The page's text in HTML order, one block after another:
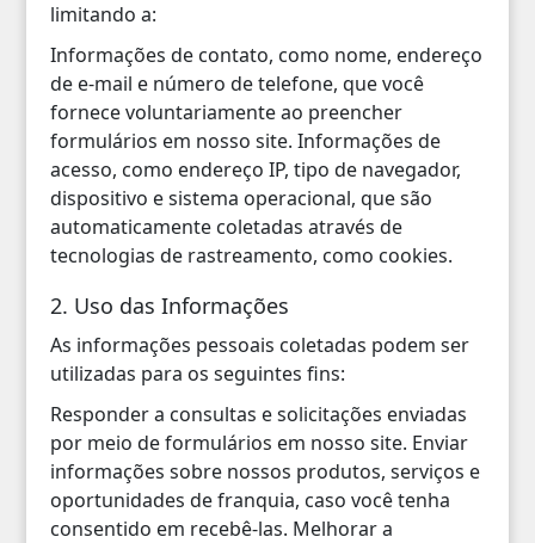
limitando a:
Informações de contato, como nome, endereço
de e-mail e número de telefone, que você
fornece voluntariamente ao preencher
formulários em nosso site. Informações de
acesso, como endereço IP, tipo de navegador,
dispositivo e sistema operacional, que são
automaticamente coletadas através de
tecnologias de rastreamento, como cookies.
2. Uso das Informações
As informações pessoais coletadas podem ser
utilizadas para os seguintes fins:
Responder a consultas e solicitações enviadas
por meio de formulários em nosso site. Enviar
informações sobre nossos produtos, serviços e
oportunidades de franquia, caso você tenha
consentido em recebê-las. Melhorar a